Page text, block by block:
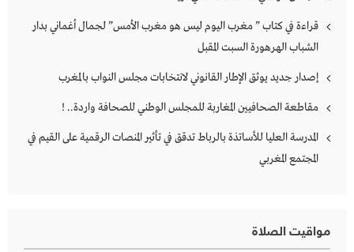
قراءة في كتاب ” مغرب اليوم ليس هو مغرب الأمس” لجمال أغماني بدار
الشباب الهرهورة السبت المقبل
إصدار جديد يوثق الإطار القانوني لانتخابات مجلس النواب بالمغرب
مقاطعة الصحافيين المغاربة للمجلس الوطني للصحافة واردة.. !
المدرسة العليا للأساتذة بالرباط تدقق في تأثير المنصات الرقمية على القيم في
المجتمع المغربي
مواقيت الصلاة